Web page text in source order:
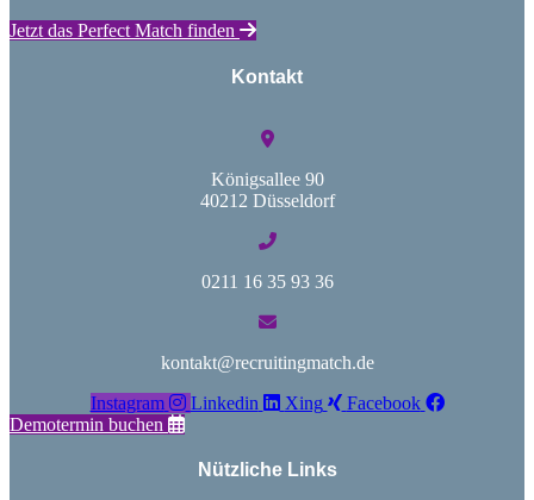
Jetzt das Perfect Match finden
Kontakt
Königsallee 90
40212 Düsseldorf
0211 16 35 93 36
kontakt@recruitingmatch.de
Instagram
Linkedin Xing
Facebook
Demotermin buchen
Nützliche Links